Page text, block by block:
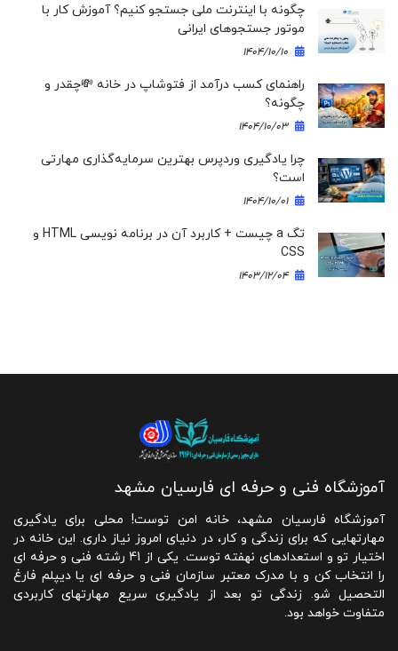
چگونه با اینترنت ملی جستجو کنیم؟ آموزش کار با
موتور جستجوهای ایرانی
راهنمای کسب درآمد از فتوشاپ در خانه 💸چقدر و
چگونه؟
۱۴۰۴/۱۰/۰۳
چرا یادگیری وردپرس بهترین سرمایه‌گذاری مهارتی
است؟
۱۴۰۴/۱۰/۰۱
تگ a چیست + کاربرد آن در برنامه نویسی HTML و
CSS
۱۴۰۳/۱۲/۰۴
آموزشگاه فنی و حرفه ای فارسیان مشهد
آموزشگاه فارسیان مشهد، خانه امن توست! محلی برای یادگیری
مهارتهایی که برای زندگی و کار، در دنیای امروز نیاز داری. این خانه در
اختیار تو و استعدادهای نهفته توست. یکی از 41 رشته فنی و حرفه ای
را انتخاب کن و با مدرک معتبر سازمان فنی و حرفه ای یا دیپلم فارغ
التحصیل شو. زندگی تو بعد از یادگیری سریع مهارتهای کاربردی
متفاوت خواهد بود.